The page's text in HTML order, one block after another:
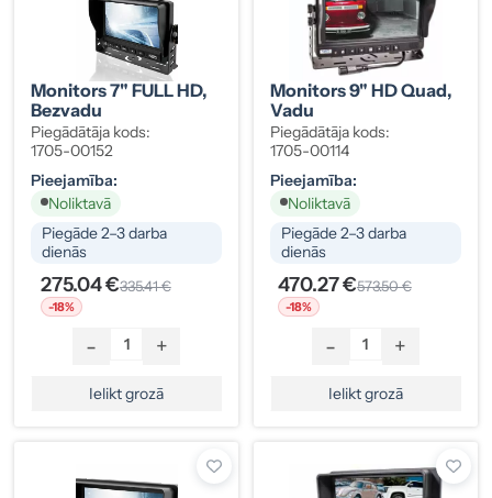
Monitors 7" FULL HD,
Bezvadu
Piegādātāja kods:
1705-00152
Pieejamība:
Noliktavā
Piegāde 2–3 darba
dienās
275.04 €335.41 €
-18%
- +
Ielikt grozā
Monitors 9" HD Quad,
Vadu
Piegādātāja kods:
1705-00114
Pieejamība:
Noliktavā
Piegāde 2–3 darba
dienās
470.27 €573.50 €
-18%
- +
Ielikt grozā